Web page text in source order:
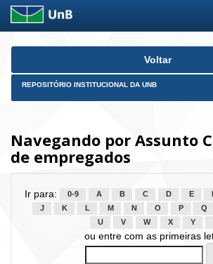
Skip
Voltar
REPOSITÓRIO INSTITUCIONAL DA UNB
Navegando por Assunto
de empregados
Ir para: 0-9 A B C D E
J
K L M N O P Q
U
V W X Y
ou entre com as primeiras